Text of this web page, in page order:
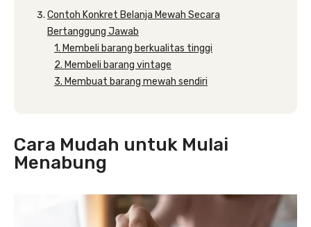
Contoh Konkret Belanja Mewah Secara
Bertanggung Jawab
1. Membeli barang berkualitas tinggi
2. Membeli barang vintage
3. Membuat barang mewah sendiri
Cara Mudah untuk Mulai
Menabung